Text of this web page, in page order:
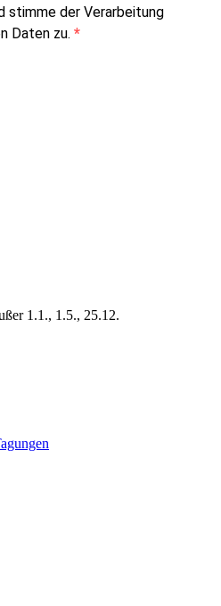
stimme der Verarbeitung
Daten zu.
1.1., 1.5., 25.12.